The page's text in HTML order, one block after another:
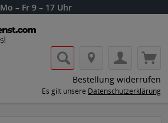
Mo – Fr 9 – 17 Uhr
Bestellung widerrufen
Es gilt unsere Datenschutzerklärung